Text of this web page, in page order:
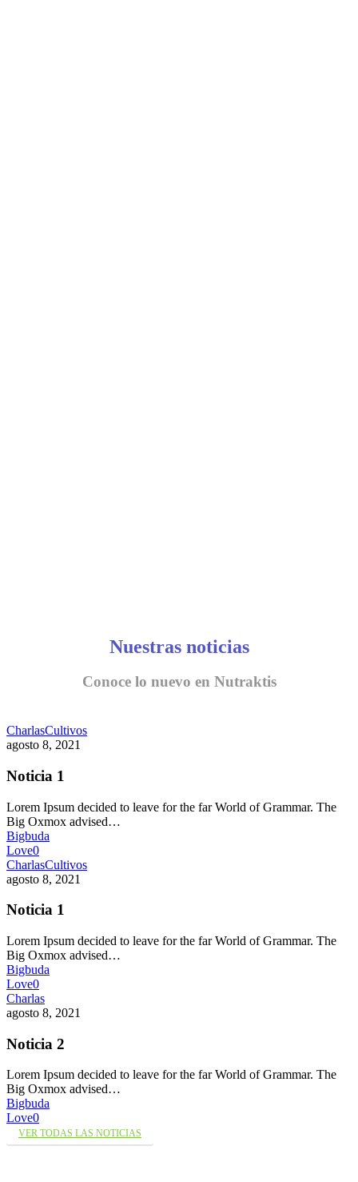
Nuestras noticias
Conoce lo nuevo en Nutraktis
CharlasCultivos
agosto 8, 2021
Noticia 1
Lorem Ipsum decided to leave for the far World of Grammar. The
Big Oxmox advised…
Bigbuda
Love0
CharlasCultivos
agosto 8, 2021
Noticia 1
Lorem Ipsum decided to leave for the far World of Grammar. The
Big Oxmox advised…
Bigbuda
Love0
Charlas
agosto 8, 2021
Noticia 2
Lorem Ipsum decided to leave for the far World of Grammar. The
Big Oxmox advised…
Bigbuda
Love0
VER TODAS LAS NOTICIAS